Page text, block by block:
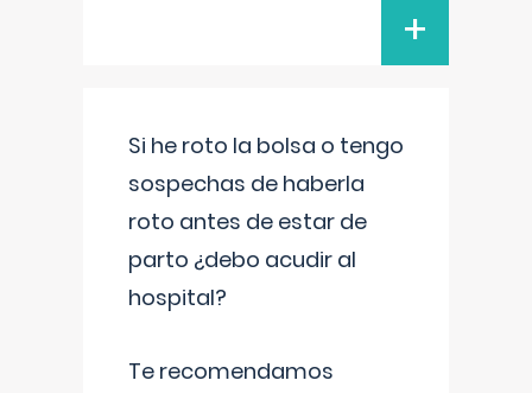
+
Si he roto la bolsa o tengo
sospechas de haberla
roto antes de estar de
parto ¿debo acudir al
hospital?
Te recomendamos